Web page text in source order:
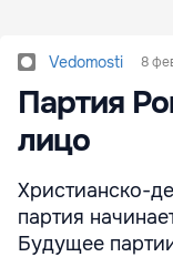
Vedomosti 8
Партия
лицо
Христианско-
партия
Будущее